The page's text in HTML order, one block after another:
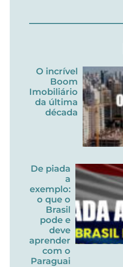
O incrível
Boom
Imobiliário
da última
década
De piada
a
exemplo:
o que o
Brasil
pode e
deve
aprender
com o
Paraguai